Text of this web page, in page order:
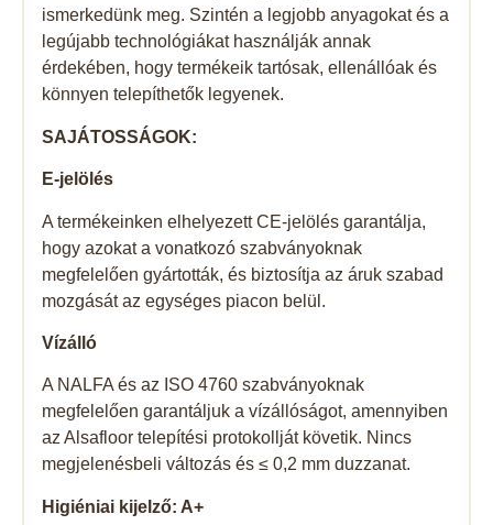
ismerkedünk meg. Szintén a legjobb anyagokat és a
legújabb technológiákat használják annak
érdekében, hogy termékeik tartósak, ellenállóak és
könnyen telepíthetők legyenek.
SAJÁTOSSÁGOK:
E-jelölés
A termékeinken elhelyezett CE-jelölés garantálja,
hogy azokat a vonatkozó szabványoknak
megfelelően gyártották, és biztosítja az áruk szabad
mozgását az egységes piacon belül.
Vízálló
A NALFA és az ISO 4760 szabványoknak
megfelelően garantáljuk a vízállóságot, amennyiben
az Alsafloor telepítési protokollját követik. Nincs
megjelenésbeli változás és ≤ 0,2 mm duzzanat.
Higiéniai kijelző: A+